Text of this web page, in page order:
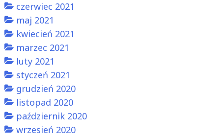
czerwiec 2021
maj 2021
kwiecień 2021
marzec 2021
luty 2021
styczeń 2021
grudzień 2020
listopad 2020
październik 2020
wrzesień 2020